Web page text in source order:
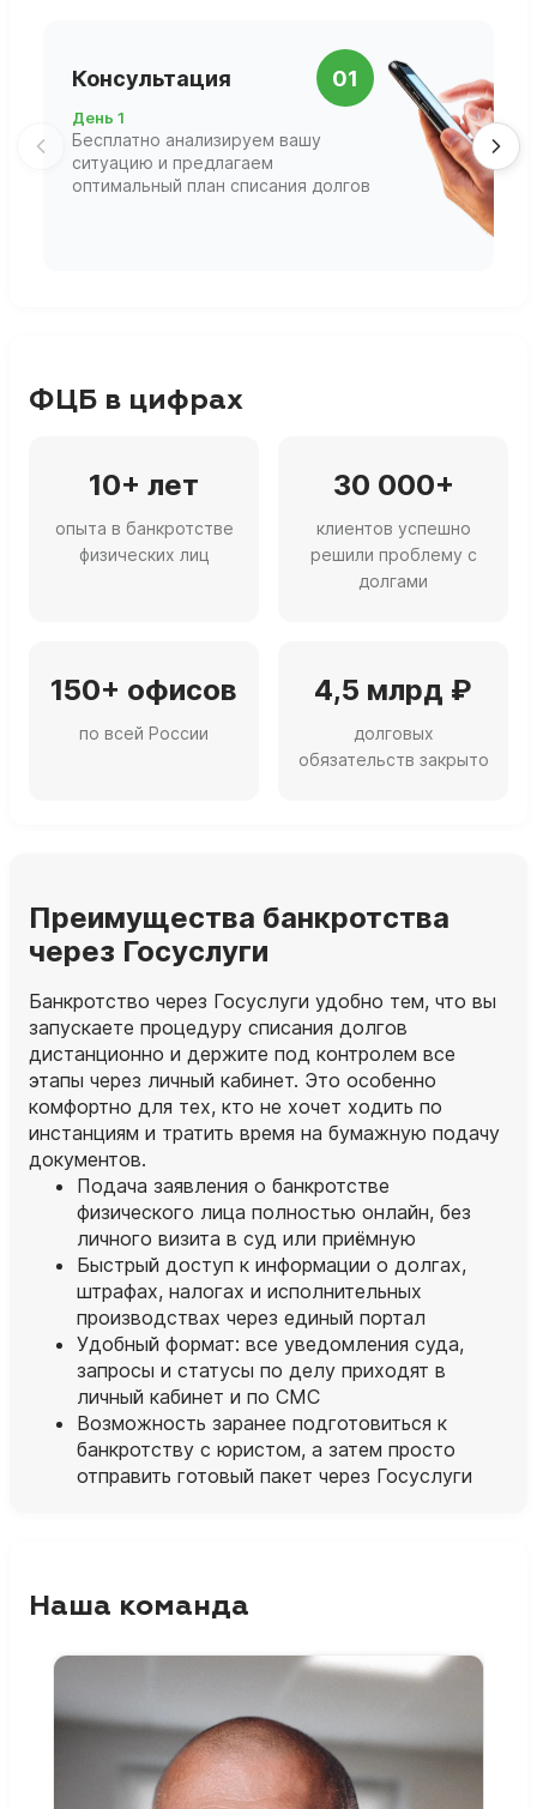
Консультация 01
День 1
Бесплатно анализируем вашу
ситуацию и предлагаем
оптимальный план списания долгов
ФЦБ в цифрах
10+ лет
опыта в банкротстве
физических лиц
30 000+
клиентов успешно
решили проблему с
долгами
150+ офисов
по всей России
4,5 млрд ₽
долговых
обязательств закрыто
Преимущества банкротства
через Госуслуги
Банкротство через Госуслуги удобно тем, что вы
запускаете процедуру списания долгов
дистанционно и держите под контролем все
этапы через личный кабинет. Это особенно
комфортно для тех, кто не хочет ходить по
инстанциям и тратить время на бумажную подачу
документов.
Подача заявления о банкротстве
физического лица полностью онлайн, без
личного визита в суд или приёмную
Быстрый доступ к информации о долгах,
штрафах, налогах и исполнительных
производствах через единый портал
Удобный формат: все уведомления суда,
запросы и статусы по делу приходят в
личный кабинет и по СМС
Возможность заранее подготовиться к
банкротству с юристом, а затем просто
отправить готовый пакет через Госуслуги
Наша команда